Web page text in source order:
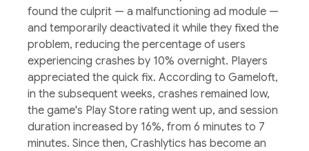
found the culprit — a malfunctioning ad module —
and temporarily deactivated it while they fixed the
problem, reducing the percentage of users
experiencing crashes by 10% overnight. Players
appreciated the quick fix. According to Gameloft,
in the subsequent weeks, crashes remained low,
the game's Play Store rating went up, and session
duration increased by 16%, from 6 minutes to 7
minutes. Since then, Crashlytics has become an